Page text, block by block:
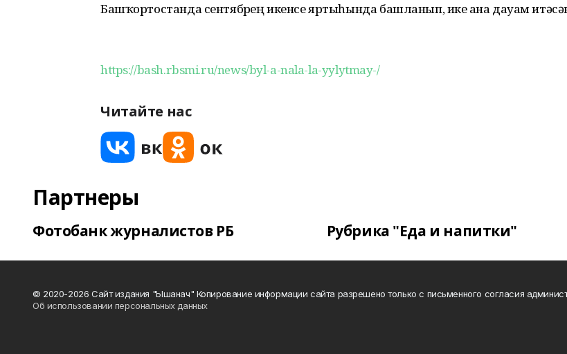
Башҡортостанда сентябрҙең икенсе яртыһында башланып, ике аҙна дауам
https://bash.rbsmi.ru/news/byl-a-nala-la-yylytmay-/
Читайте нас
Партнеры
Фотобанк журналистов РБ Рубрика "Еда и напитки"
© 2020-2026 Сайт издания "Ышанач" Копирование информации сайта разрешено только с письменного согласия
Об использовании персональных данных